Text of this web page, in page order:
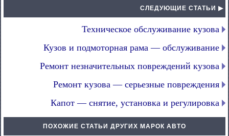
СЛЕДУЮЩИЕ СТАТЬИ ▶
Техническое обслуживание кузова
Кузов и подмоторная рама — обслуживание
Ремонт незначительных повреждений кузова
Ремонт кузова — серьезные повреждения
Капот — снятие, установка и регулировка
ПОХОЖИЕ СТАТЬИ ДРУГИХ МАРОК АВТО